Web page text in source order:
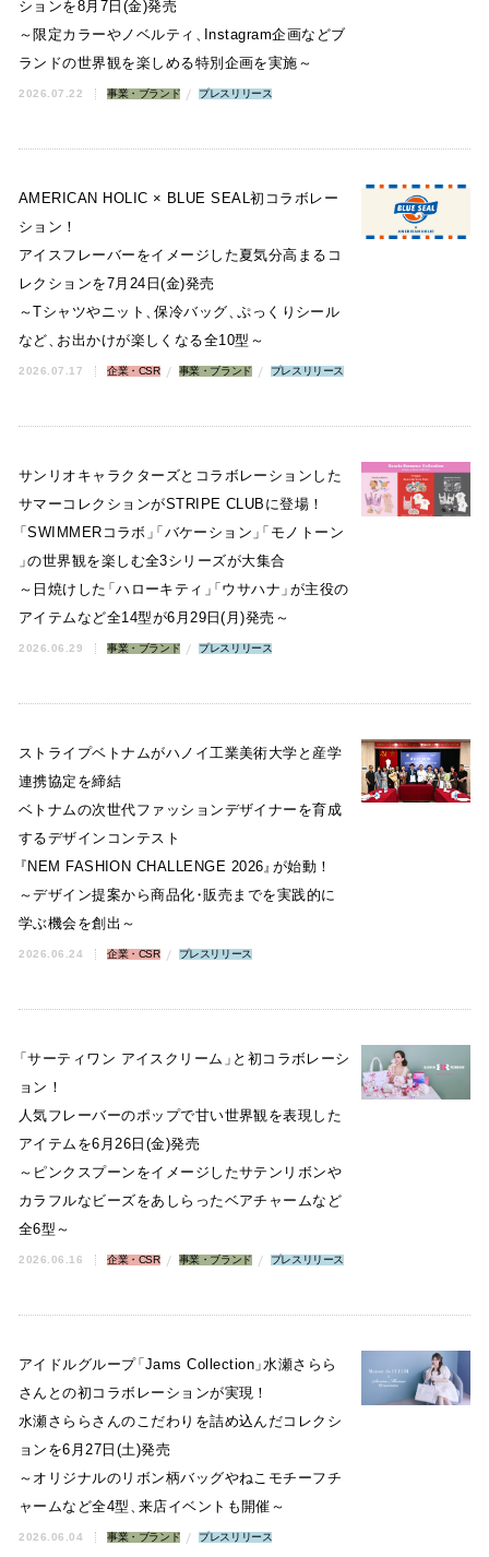
ションを8月7日(金)発売
～限定カラーやノベルティ 、Instagram企画などブ
ランドの世界観を楽しめる特別企画を実施～
2026.07.22 事業・ブランド プレスリリース
AMERICAN HOLIC × BLUE SEAL初コラボレー
ション！
アイスフレーバーをイメージした夏気分高まるコ
レクションを7月24日(金)発売
～Tシャツやニット 、保冷バッグ、ぷっくりシール
など、お出かけが楽しくなる全10型～
2026.07.17 企業・CSR 事業・ブランド プレスリリース
サンリオキャラクターズとコラボレーションした
サマーコレクションがSTRIPE CLUBに登場！
「SWIMMERコラボ 」
「 バケーション 」
「 モノトーン
」の世界観を楽しむ全3シリーズが大集合
～日焼けした「ハローキティ 」
「 ウサハナ 」が主役の
アイテムなど全14型が6月29日(月)発売～
2026.06.29 事業・ブランド プレスリリース
ストライプベトナムがハノイ工業美術大学と産学
連携協定を締結
ベトナムの次世代ファッションデザイナーを育成
するデザインコンテスト
『 NEM FASHION CHALLENGE 2026』が始動！
～デザイン提案から商品化・販売までを実践的に
学ぶ機会を創出～
2026.06.24 企業・CSR プレスリリース
「サーティワン アイスクリーム 」と初コラボレーシ
ョン！
人気フレーバーのポップで甘い世界観を表現した
アイテムを6月26日(金)発売
～ピンクスプーンをイメージしたサテンリボンや
カラフルなビーズをあしらったベアチャームなど
全6型～
2026.06.16 企業・CSR 事業・ブランド プレスリリース
アイドルグループ「Jams Collection 」水瀬さらら
さんとの初コラボレーションが実現！
水瀬さららさんのこだわりを詰め込んだコレクシ
ョンを6月27日(土)発売
～オリジナルのリボン柄バッグやねこモチーフチ
ャームなど全4型 、来店イベントも開催～
2026.06.04 事業・ブランド プレスリリース